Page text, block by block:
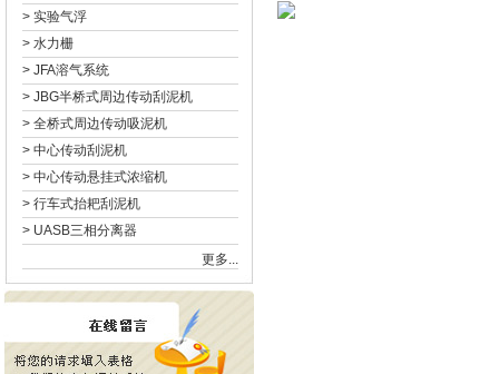
> 实验气浮
> 水力栅
> JFA溶气系统
> JBG半桥式周边传动刮泥机
> 全桥式周边传动吸泥机
> 中心传动刮泥机
> 中心传动悬挂式浓缩机
> 行车式抬耙刮泥机
> UASB三相分离器
更多...